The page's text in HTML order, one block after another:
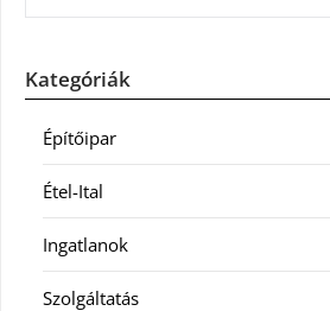
Kategóriák
Építőipar
Étel-Ital
Ingatlanok
Szolgáltatás